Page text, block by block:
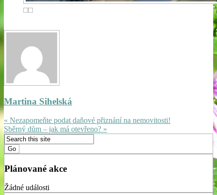
Martina Sihelská
« Nezapomeňte podat daňové přiznání na nemovitosti!
Sběrný dům – jak má otevřeno? »
Plánované akce
Žádné události